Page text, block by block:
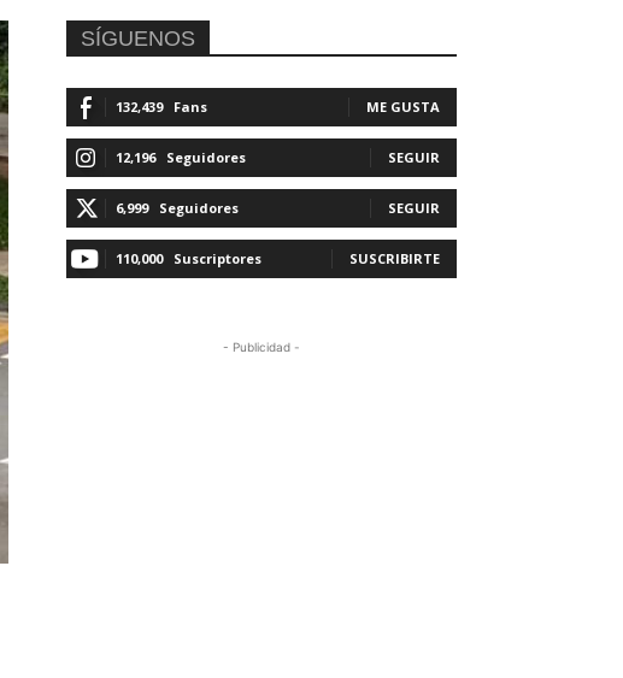
SÍGUENOS
132,439 Fans ME GUSTA
12,196 Seguidores SEGUIR
6,999 Seguidores SEGUIR
110,000 Suscriptores SUSCRIBIRTE
- Publicidad -